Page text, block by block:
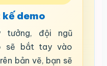
demo
tưởng, đội ngũ
sẽ bắt tay vào
bản vẽ, bạn sẽ